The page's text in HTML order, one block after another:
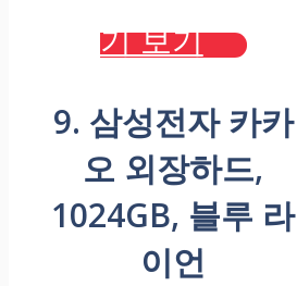
기 보기
9. 삼성전자 카카
오 외장하드,
1024GB, 블루 라
이언